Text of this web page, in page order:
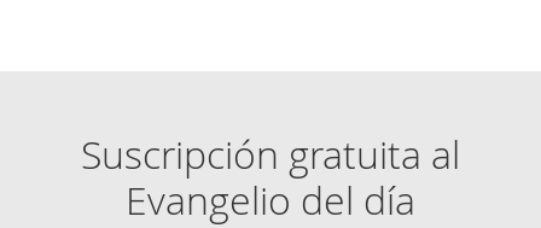
Suscripción gratuita al
Evangelio del día